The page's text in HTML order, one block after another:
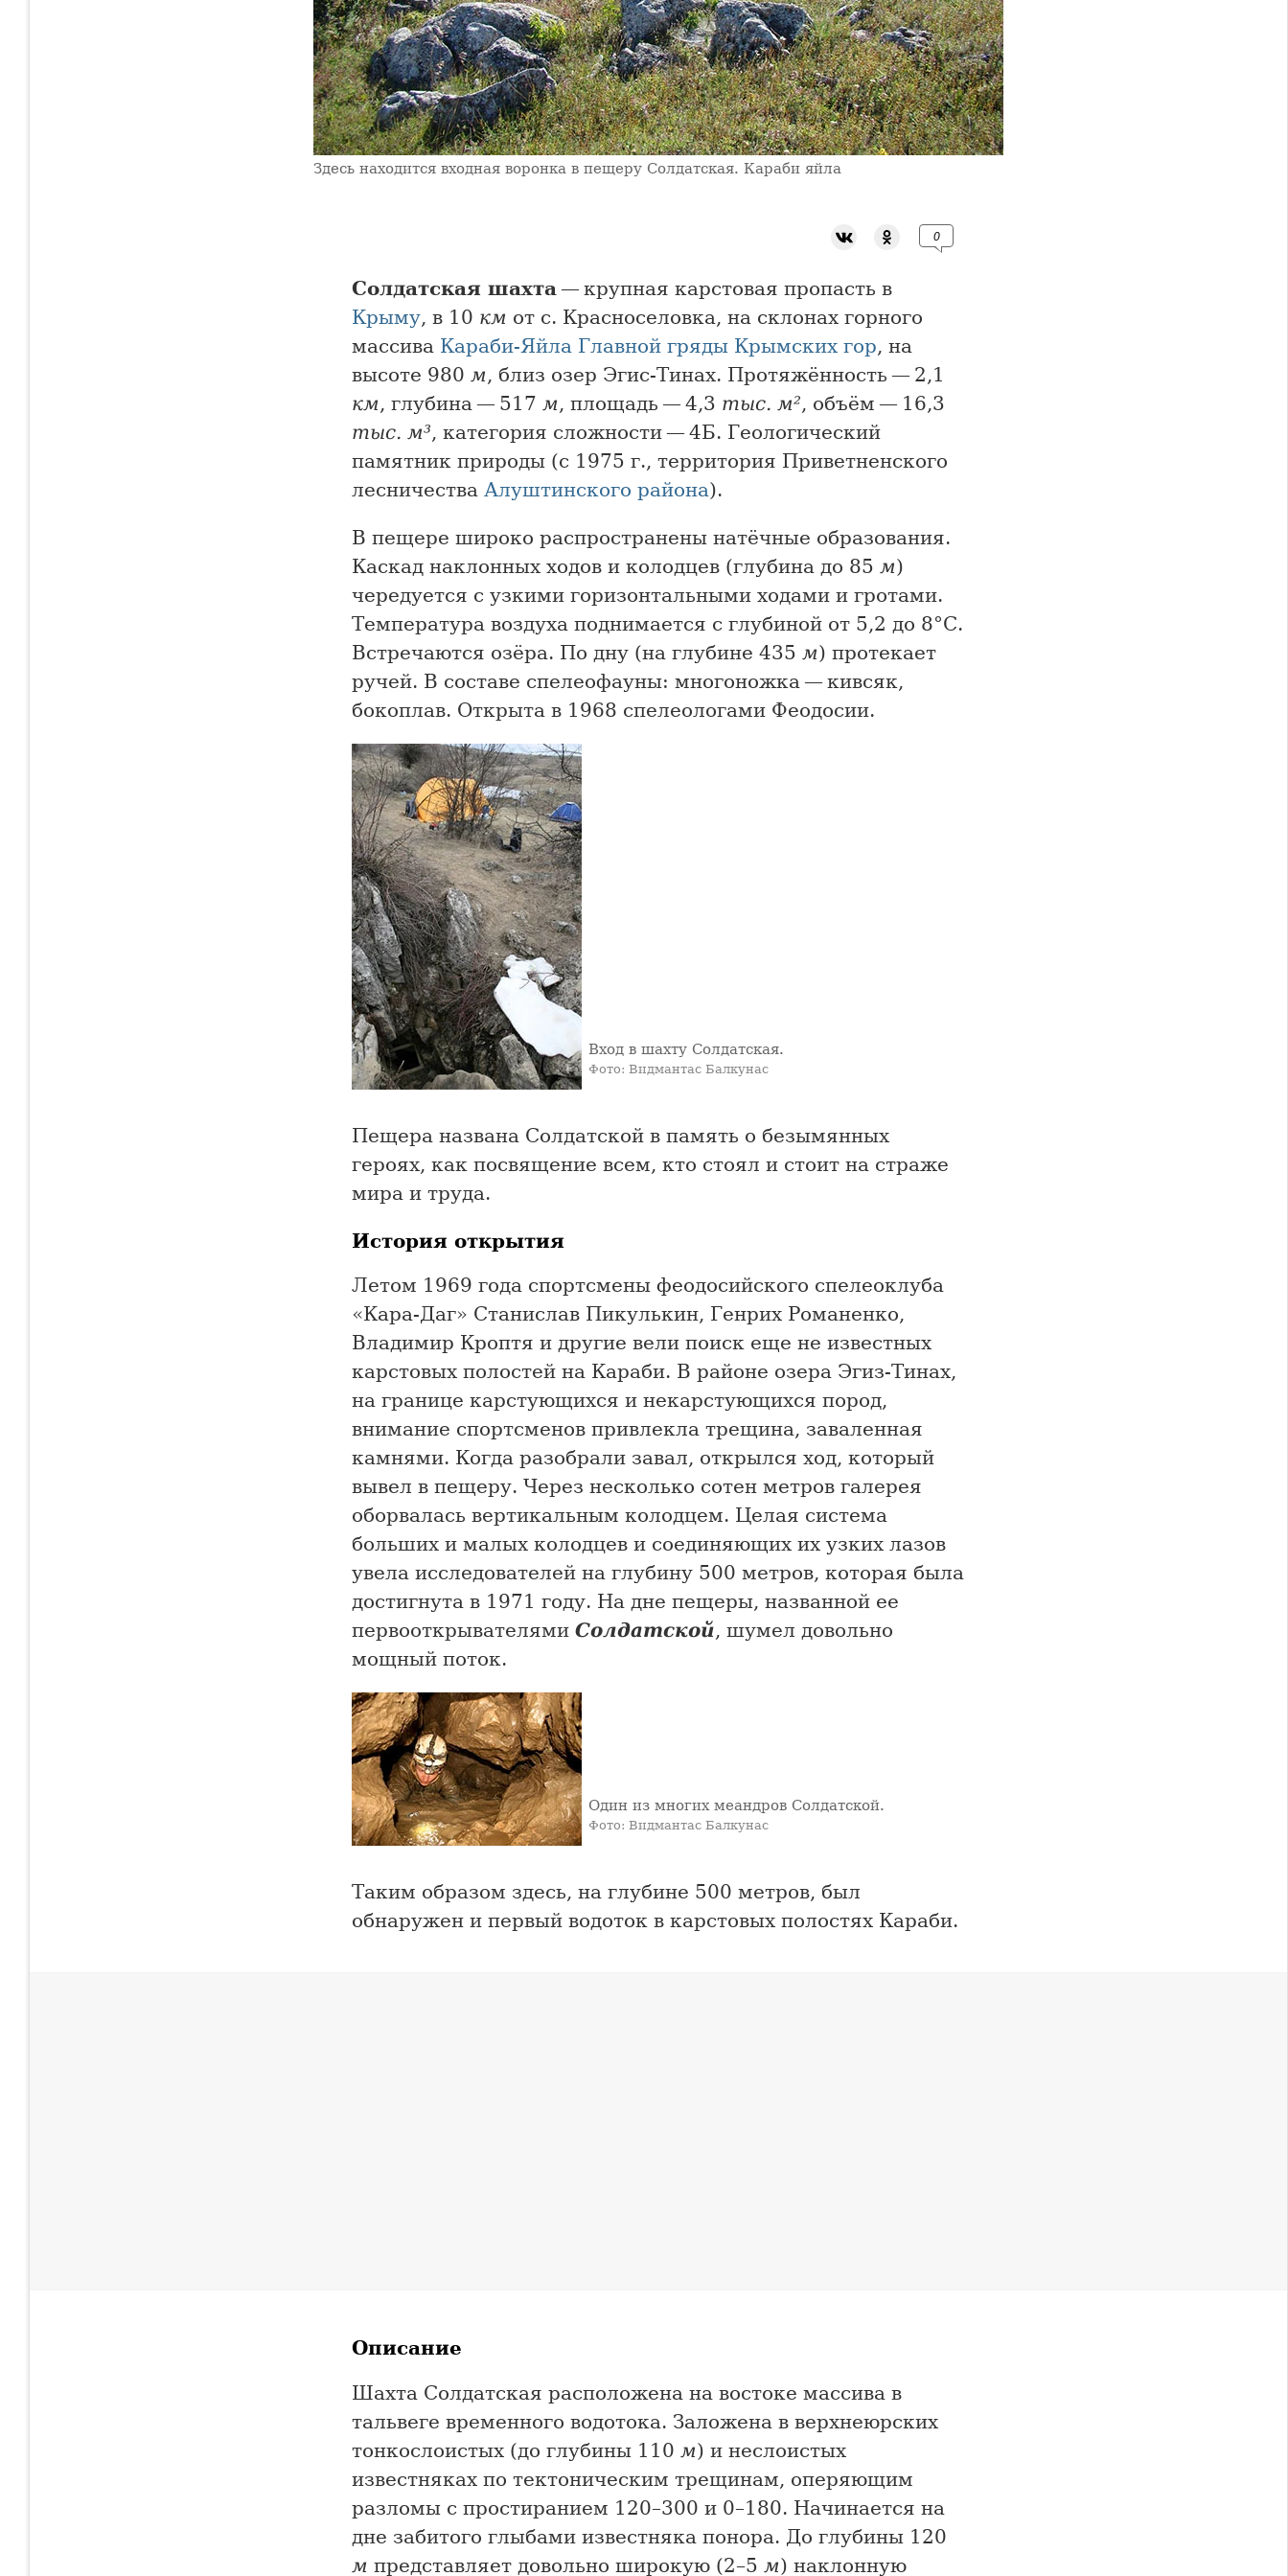
Здесь находится входная воронка в пещеру Солдатская. Караби яйла
0
Солдатская шахта — крупная карстовая пропасть в
Крыму, в 10 км от с. Красноселовка, на склонах горного
массива Караби-Яйла Главной гряды Крымских гор, на
высоте 980 м, близ озер Эгис-Тинах. Протяжённость — 2,1
км, глубина — 517 м, площадь — 4,3 тыс. м², объём — 16,3
тыс. м³, категория сложности — 4Б. Геологический
памятник природы (с 1975 г., территория Приветненского
лесничества Алуштинского района).
В пещере широко распространены натёчные образования.
Каскад наклонных ходов и колодцев (глубина до 85 м)
чередуется с узкими горизонтальными ходами и гротами.
Температура воздуха поднимается с глубиной от 5,2 до 8°С.
Встречаются озёра. По дну (на глубине 435 м) протекает
ручей. В составе спелеофауны: многоножка — кивсяк,
бокоплав. Открыта в 1968 спелеологами Феодосии.
Вход в шахту Солдатская.
Фото: Видмантас Балкунас
Пещера названа Солдатской в память о безымянных
героях, как посвящение всем, кто стоял и стоит на страже
мира и труда.
История открытия
Летом 1969 года спортсмены феодосийского спелеоклуба
«Кара-Даг» Станислав Пикулькин, Генрих Романенко,
Владимир Кроптя и другие вели поиск еще не известных
карстовых полостей на Караби. В районе озера Эгиз-Тинах,
на границе карстующихся и некарстующихся пород,
внимание спортсменов привлекла трещина, заваленная
камнями. Когда разобрали завал, открылся ход, который
вывел в пещеру. Через несколько сотен метров галерея
оборвалась вертикальным колодцем. Целая система
больших и малых колодцев и соединяющих их узких лазов
увела исследователей на глубину 500 метров, которая была
достигнута в 1971 году. На дне пещеры, названной ее
первооткрывателями Солдатской, шумел довольно
мощный поток.
Один из многих меандров Солдатской.
Фото: Видмантас Балкунас
Таким образом здесь, на глубине 500 метров, был
обнаружен и первый водоток в карстовых полостях Караби.
Описание
Шахта Солдатская расположена на востоке массива в
тальвеге временного водотока. Заложена в верхнеюрских
тонкослоистых (до глубины 110 м) и неслоистых
известняках по тектоническим трещинам, оперяющим
разломы с простиранием 120–300 и 0–180. Начинается на
дне забитого глыбами известняка понора. До глубины 120
м представляет довольно широкую (2–5 м) наклонную